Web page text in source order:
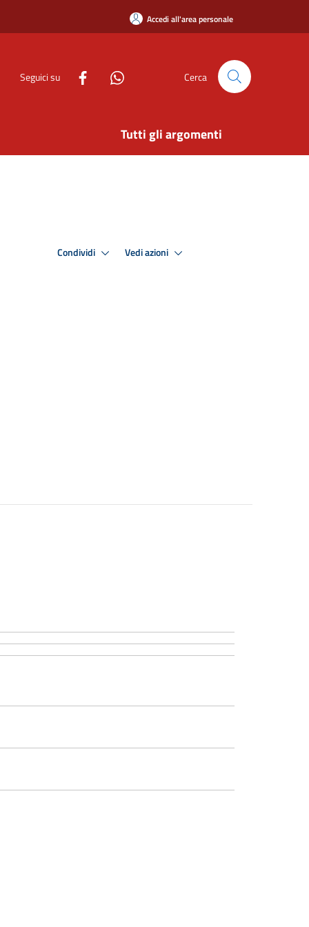
Accedi all'area personale
Seguici su Cerca
Tutti gli argomenti
Condividi Vedi azioni